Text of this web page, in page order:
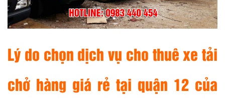
Lý do chọn dịch vụ cho thuê xe tải
chở hàng giá rẻ tại quận 12 của